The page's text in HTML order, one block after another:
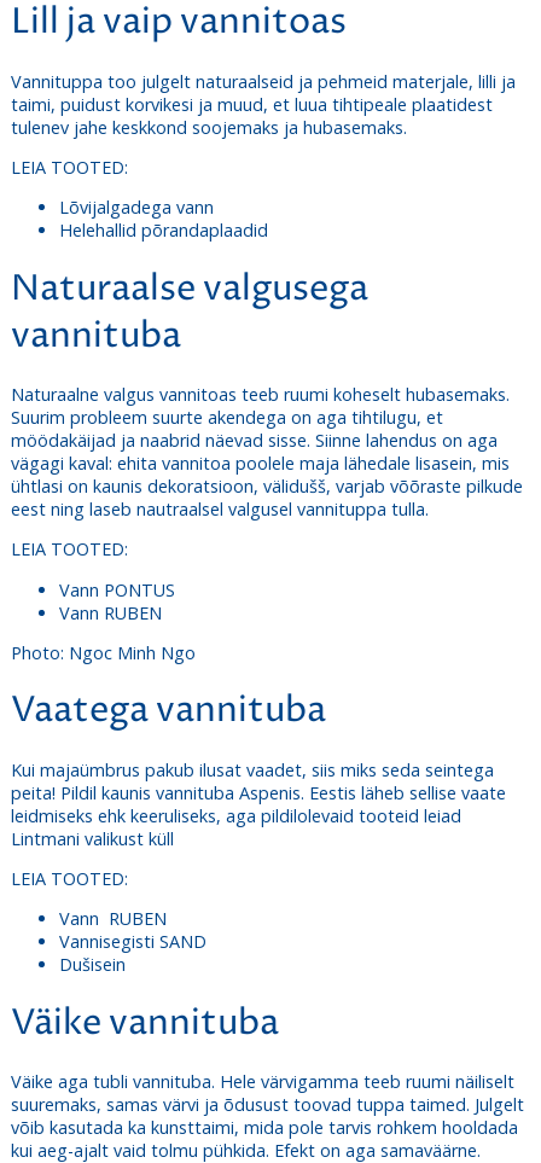
Lill ja vaip vannitoas
Vannituppa too julgelt naturaalseid ja pehmeid materjale, lilli ja
taimi, puidust korvikesi ja muud, et luua tihtipeale plaatidest
tulenev jahe keskkond soojemaks ja hubasemaks.
LEIA TOOTED:
Lõvijalgadega vann
Helehallid põrandaplaadid
Naturaalse valgusega
vannituba
Naturaalne valgus vannitoas teeb ruumi koheselt hubasemaks.
Suurim probleem suurte akendega on aga tihtilugu, et
möödakäijad ja naabrid näevad sisse. Siinne lahendus on aga
vägagi kaval: ehita vannitoa poolele maja lähedale lisasein, mis
ühtlasi on kaunis dekoratsioon, välidušš, varjab võõraste pilkude
eest ning laseb nautraalsel valgusel vannituppa tulla.
LEIA TOOTED:
Vann PONTUS
Vann RUBEN
Photo: Ngoc Minh Ngo
Vaatega vannituba
Kui majaümbrus pakub ilusat vaadet, siis miks seda seintega
peita! Pildil kaunis vannituba Aspenis. Eestis läheb sellise vaate
leidmiseks ehk keeruliseks, aga pildilolevaid tooteid leiad
Lintmani valikust küll
LEIA TOOTED:
Vann RUBEN
Vannisegisti SAND
Dušisein
Väike vannituba
Väike aga tubli vannituba. Hele värvigamma teeb ruumi näiliselt
suuremaks, samas värvi ja õdusust toovad tuppa taimed. Julgelt
võib kasutada ka kunsttaimi, mida pole tarvis rohkem hooldada
kui aeg-ajalt vaid tolmu pühkida. Efekt on aga samaväärne.